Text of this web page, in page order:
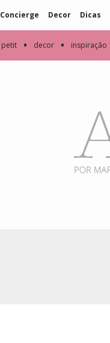
Concierge Decor Dicas
petit • decor • inspiração